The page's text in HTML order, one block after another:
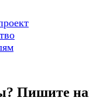
Пишите